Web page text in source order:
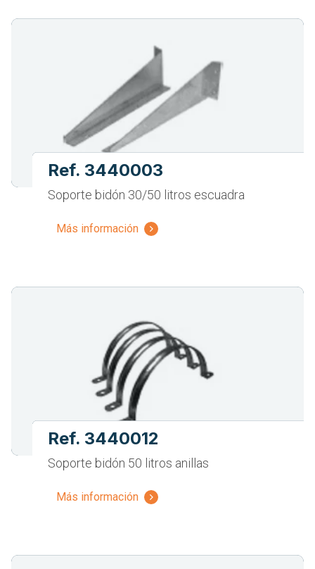
Ref. 3440003
Soporte bidón 30/50 litros escuadra
Más información
Ref. 3440012
Soporte bidón 50 litros anillas
Más información